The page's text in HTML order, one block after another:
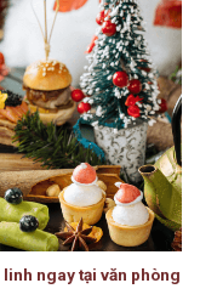
ngay tại văn phòng